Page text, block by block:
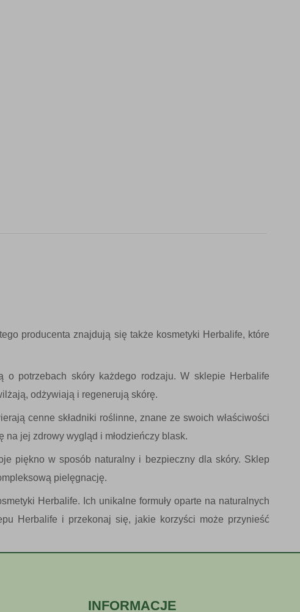
producenta znajdują się także kosmetyki Herbalife, które
o potrzebach skóry każdego rodzaju. W sklepie Herbalife
odżywiają i regenerują skórę.
cenne składniki roślinne, znane ze swoich właściwości
na jej zdrowy wygląd i młodzieńczy blask.
piękno w sposób naturalny i bezpieczny dla skóry. Sklep
pielęgnację.
Herbalife. Ich unikalne formuły oparte na naturalnych
Herbalife i przekonaj się, jakie korzyści może przynieść
INFORMACJE